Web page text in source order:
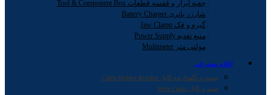
جعبه ابزار و قفسه قطعات Tool & Component Box
شارژر باتری Battery Charger
گیره و فک Jaw Clamp
منبع تغذیه Power Supply
مولتی متر Multimeter
اقلام مصرفی
بست و نگهدارنده کابل Cable Holder Bracket
سیم و کابل Wire Cable